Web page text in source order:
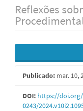
Reflexões
Barra
lateral
de
artigos
Publicado: mar. 10,
DOI: https://doi.org/
0243/